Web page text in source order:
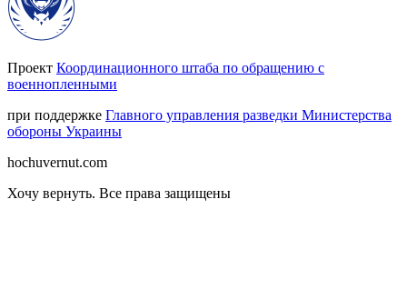
Проект Координационного штаба по обращению с
военнопленными
при поддержке Главного управления разведки Министерства
обороны Украины
hochuvernut.com
Хочу вернуть. Все права защищены